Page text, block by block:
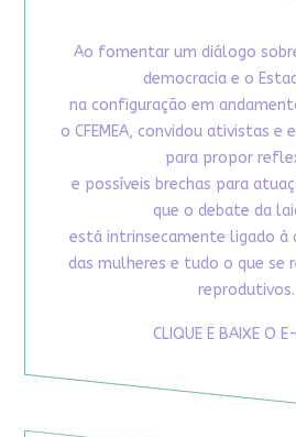
Ao fomentar um diálogo
democracia e o
na configuração em
o CFEMEA, convidou ativistas
para propor
e possíveis brechas para
que o debate da
está intrinsecamente ligado à
das mulheres e tudo o que se
reprodutivos.
CLIQUE E BAIXE O